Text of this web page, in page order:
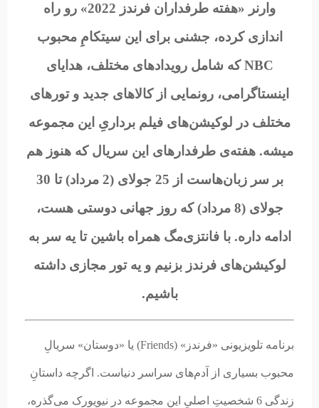
وارنر «هفته طرفداران فرندز 2022» رو راه
اندازی کرده، جشنی برای این سیتکامِ محبوب
NBC که شامل رویدادهای مختلف، هدایای
اینستاگرامی، رونمایی از کالاهای جدید و تورهای
مختلف در لوکیشن‌های فیلم برداریِ این مجموعه
میشه. هفته‌ی طرفدارهای این سریال که هنوز هم
بر سر زبان‌هاست از 25 جولای (2 مرداد) تا 30
جولای (8 مرداد) که روز جهانی دوستی هست،
ادامه داره. با فانتزی‌مگ همراه باشین تا یه سر به
لوکیشن‌های فرندز بزنیم و یه تور مجازی داشته
باشیم.
برنامه تلویزیونی «فرندز» (Friends) یا «دوستان» سریالِ
محبوب بسیاری از آدم‌های سراسر دنیاست. اگرچه داستانِ
زندگی 6 شخصیتِ اصلیِ این مجموعه در نیویورک می‌گذره،